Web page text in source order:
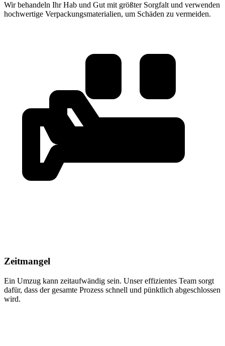
Wir behandeln Ihr Hab und Gut mit größter Sorgfalt und verwenden
hochwertige Verpackungsmaterialien, um Schäden zu vermeiden.
Zeitmangel
Ein Umzug kann zeitaufwändig sein. Unser effizientes Team sorgt
dafür, dass der gesamte Prozess schnell und pünktlich abgeschlossen
wird.